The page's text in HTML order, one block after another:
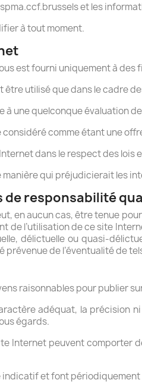
et les
à tout moment.
est fourni uniquement à des
utilisé que dans le cadre
une quelconque évaluation
comme étant une
dans le respect des
manière qui préjudicierait les
responsabilité
en aucun cas, être tenue
de l’utilisation de ce site
délictuelle ou quasi-
prévenue de l’éventualité de
raisonnables pour publier
adéquat, la précision
égards.
Internet peuvent
et font périodiquement